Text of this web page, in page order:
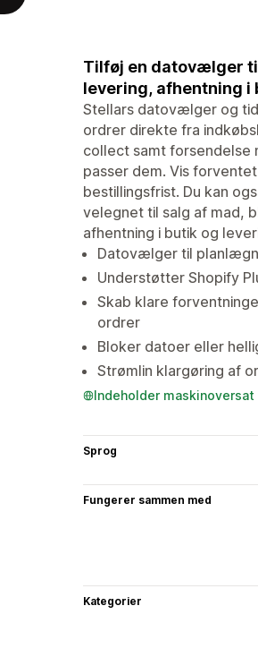
Tilføj en datovælger
levering, afhentning i
Stellars datovælger og
ordrer direkte fra
collect samt
passer dem. Vis
bestillingsfrist. Du kan
velegnet til salg af mad,
afhentning i butik og
Datovælger til
Understøtter Shopify
Skab klare
ordrer
Bloker datoer eller
Strømlin klargøring af
Indeholder
Sprog
Fungerer sammen med
Kategorier